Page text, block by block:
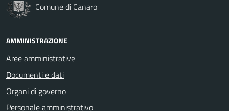
Comune di Canaro
AMMINISTRAZIONE
Aree amministrative
Documenti e dati
Organi di governo
Personale amministrativo